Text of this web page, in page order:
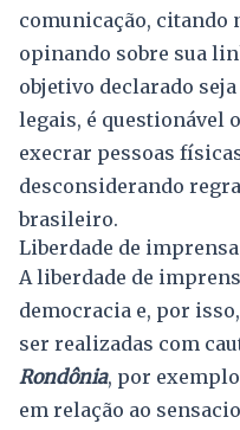
comunicação, citando
opinando sobre sua
objetivo declarado
legais, é questionável
execrar pessoas
desconsiderando
brasileiro.
Liberdade de
A liberdade de
democracia e, por
ser realizadas com
Rondônia, por
em relação ao